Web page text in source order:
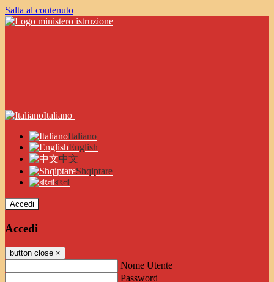
Salta al contenuto
Italiano
Italiano
English
中文
Shqiptare
বাংলা
Accedi
Accedi
button close ×
Nome Utente
Password